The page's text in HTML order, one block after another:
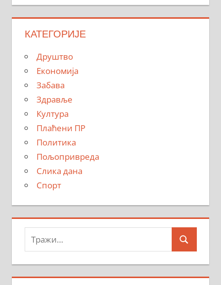
КАТЕГОРИЈЕ
Друштво
Економија
Забава
Здравље
Култура
Плаћени ПР
Политика
Пољопривреда
Слика дана
Спорт
Тражи:
Search